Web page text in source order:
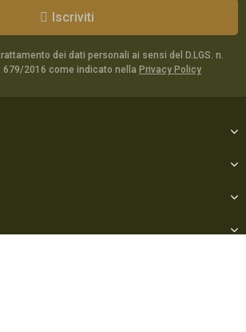
Iscriviti
dei dati personali ai sensi del D.LGS. n.
679/2016 come indicato nella Privacy Policy